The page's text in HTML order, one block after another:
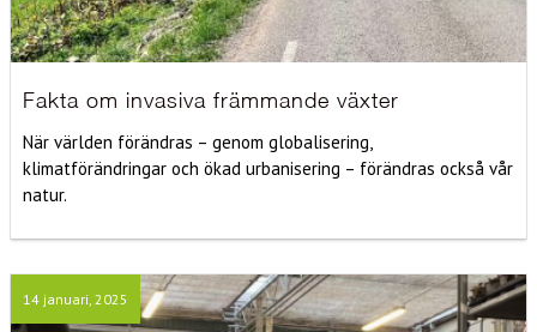
Fakta om invasiva främmande växter
När världen förändras – genom globalisering,
klimatförändringar och ökad urbanisering – förändras också vår
natur.
14 januari, 2025